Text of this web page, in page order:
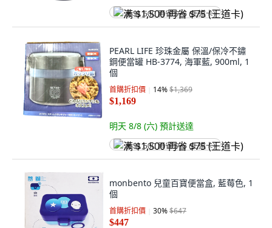
满 $1,500 再省 $75 (王道卡)
PEARL LIFE 珍珠金屬 保溫/保冷不鏽
鋼便當罐 HB-3774, 海軍藍, 900ml, 1
個
首購折扣價 14%$1,369
$1,169
明天 8/8 (六) 預計送達
满 $1,500 再省 $75 (王道卡)
monbento 兒童百寶便當盒, 藍莓色, 1
個
首購折扣價 30%$647
$447